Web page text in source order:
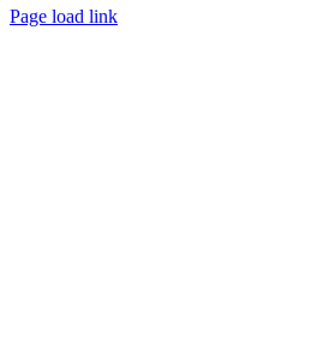
Page load link